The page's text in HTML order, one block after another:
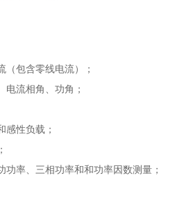
（包含零线电流）；
电流相角、功角；
感性负载；
率、三相功率和和功率因数测量；